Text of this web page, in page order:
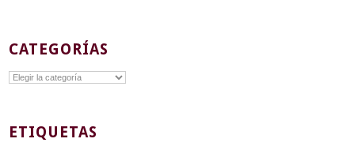
CATEGORÍAS
Categorías
ETIQUETAS